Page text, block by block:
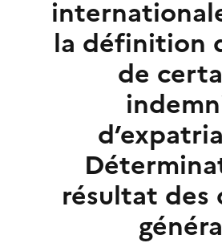
la définition
de
résultat des